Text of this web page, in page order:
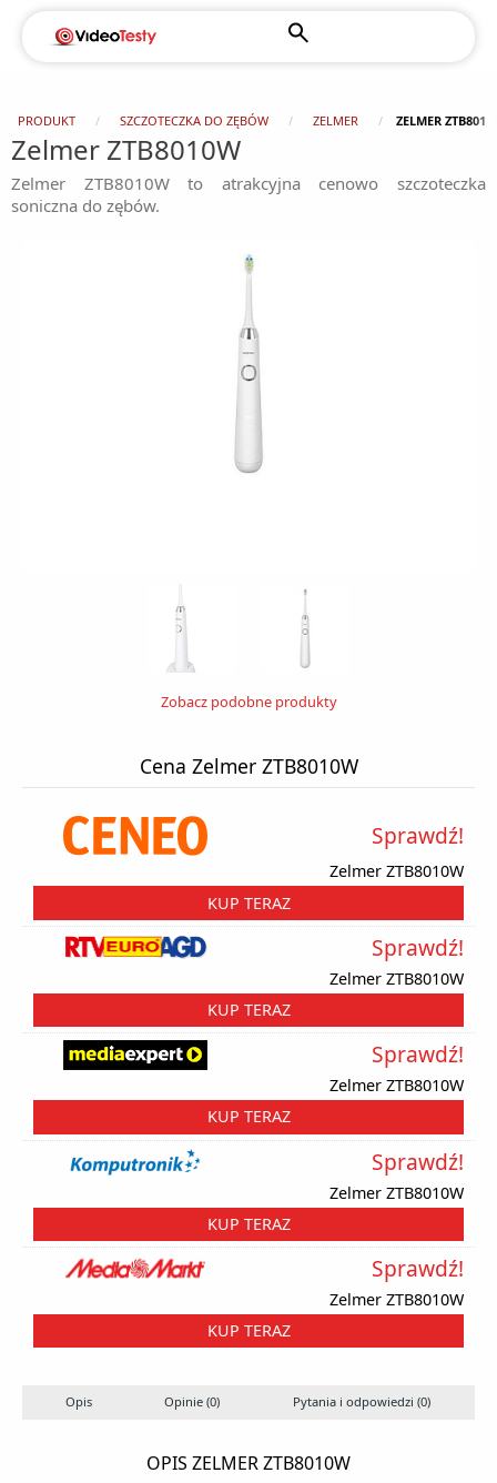
PRODUKT SZCZOTECZKA DO ZĘBÓW ZELMER ZELMER
Zelmer ZTB8010W
Zelmer ZTB8010W to atrakcyjna cenowo szczoteczka
soniczna do zębów.
Zobacz podobne produkty
Cena Zelmer ZTB8010W
Zelmer ZTB8010W
Sprawdź!
KUP TERAZ
Zelmer ZTB8010W
Sprawdź!
KUP TERAZ
Zelmer ZTB8010W
Sprawdź!
KUP TERAZ
Zelmer ZTB8010W
Sprawdź!
KUP TERAZ
Zelmer ZTB8010W
Sprawdź!
KUP TERAZ
Opis Opinie (0) Pytania i odpowiedzi (0)
OPIS ZELMER ZTB8010W